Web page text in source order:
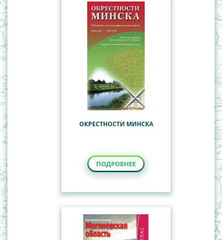
ОКРЕСТНОСТИ МИНСКА
ПОДРОБНЕЕ